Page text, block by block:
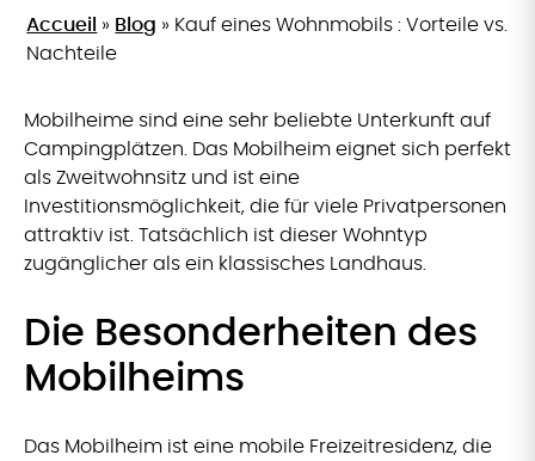
Accueil » Blog » Kauf eines Wohnmobils : Vorteile vs.
Nachteile
Mobilheime sind eine sehr beliebte Unterkunft auf
Campingplätzen. Das Mobilheim eignet sich perfekt
als Zweitwohnsitz und ist eine
Investitionsmöglichkeit, die für viele Privatpersonen
attraktiv ist. Tatsächlich ist dieser Wohntyp
zugänglicher als ein klassisches Landhaus.
Die Besonderheiten des
Mobilheims
Das Mobilheim ist eine mobile Freizeitresidenz, die